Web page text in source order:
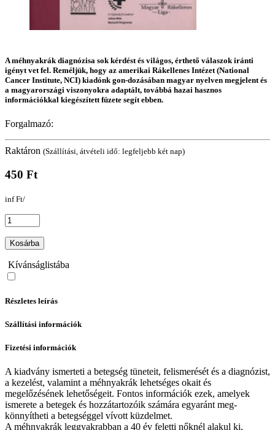
A méhnyakrák diagnózisa sok kérdést és világos, érthető válaszok iránti
igényt vet fel. Reméljük, hogy az amerikai Rákellenes Intézet (National
Cancer Institute, NCI) kiadónk gon-dozásában magyar nyelven megjelent és
a magyarországi viszonyokra adaptált, továbbá hazai hasznos
információkkal kiegészített füzete segít ebben.
Forgalmazó:
Raktáron (Szállítási, átvételi idő: legfeljebb két nap)
450 Ft
inf Ft/
Kosárba
Kívánságlistába
Részletes leírás
Szállítási információk
Fizetési információk
A kiadvány ismerteti a betegség tüneteit, felismerését és a diagnózist,
a kezelést, valamint a méhnyakrák lehetséges okait és
megelőzésének lehetőségeit. Fontos információk ezek, amelyek
ismerete a betegek és hozzátartozóik számára egyaránt meg-
könnyítheti a betegséggel vívott küzdelmet.
A méhnyakrák leggyakrabban a 40 év feletti nőknél alakul ki,